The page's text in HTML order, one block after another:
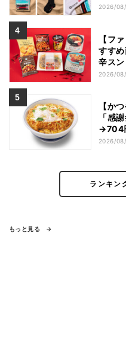
2026/
【フ
すす
辛ス
ビ焼
2026/
【か
「感
→704
→748
2026/
ランキン
もっと見る